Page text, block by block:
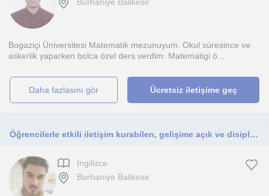
Burhaniye Balikesir
Bogaziçi Üniversitesi Matematik mezunuyum. Okul süresince ve
askerlik yaparken bolca özel ders verdim. Matematigi ö...
daha fazlasını gör Ücretsiz iletişime geç
Öğrencilerle etkili iletişim kurabilen, gelişime açık ve disiplinli bir öğretmen adayıyım.
Ingilizce
Burhaniye Balikesir